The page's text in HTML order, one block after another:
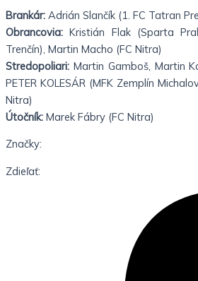
Brankár: Adrián Slančík (1. FC Tatran
Obrancovia: Kristián Flak (Sparta
Trenčín), Martin Macho (FC Nitra)
Stredopoliari: Martin Gamboš, Martin
PETER KOLESÁR (MFK Zemplín
Nitra)
Útočník: Marek Fábry (FC Nitra)
Značky:
Zdieľať: